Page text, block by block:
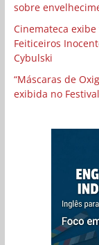
sobre
Cinemateca exibe
Feiticeiros
Cybulski
“Máscaras de
exibida no